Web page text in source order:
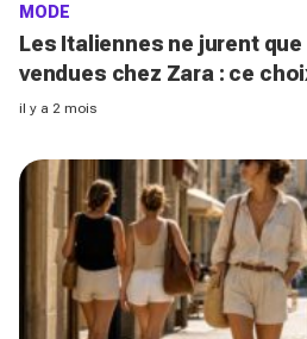
MODE
Les Italiennes ne jurent
vendues chez Zara : ce
pour un look d’été ultra chic
il y a 2 mois